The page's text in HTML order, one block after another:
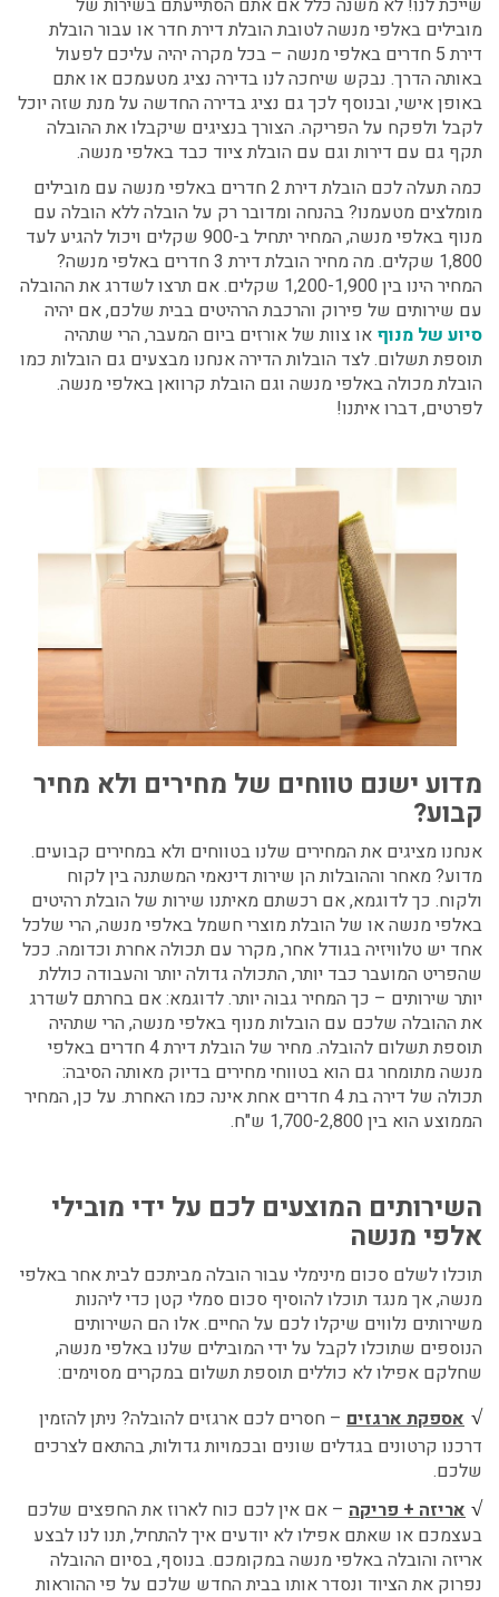
מובילים באלפי מנשה לטובת הובלת דירת חדר או עבור הובלת
דירת 5 חדרים באלפי מנשה
– בכל מקרה יהיה עליכם לפעול
באותה הדרך. נבקש שיחכה לנו בדירה נציג מטעמכם או אתם
באופן אישי, ובנוסף לכך גם נציג בדירה החדשה על מנת שזה יוכל
לקבל ולפקח על הפריקה. הצורך בנציגים שיקבלו את ההובלה
תקף גם עם דירות וגם עם הובלת ציוד כבד באלפי מנשה.
כמה תעלה לכם הובלת דירת 2 חדרים באלפי מנשה עם מובילים
מומלצים מטעמנו? בהנחה ומדובר רק על הובלה ללא הובלה עם
מנוף באלפי מנשה
, המחיר יתחיל ב-900 שקלים ויכול להגיע לעד
1,800 שקלים. מה מחיר
הובלת דירת 3 חדרים באלפי מנשה
?
המחיר הינו בין 1,200-1,900 שקלים. אם תרצו לשדרג את ההובלה
עם שירותים של פירוק והרכבת הרהיטים בבית שלכם, אם יהיה
סיוע של מנוף או צוות של אורזים ביום המעבר, הרי שתהיה
תוספת תשלום. לצד הובלות הדירה אנחנו מבצעים גם הובלות כמו
הובלת מכולה באלפי מנשה וגם הובלת קרוואן באלפי מנשה.
לפרטים, דברו איתנו!
מדוע ישנם טווחים של מחירים ולא מחיר
קבוע?
אנחנו מציגים את המחירים שלנו בטווחים ולא במחירים קבועים.
מדוע? מאחר וההובלות הן שירות דינאמי המשתנה בין לקוח
ולקוח. כך לדוגמא, אם רכשתם מאיתנו שירות של הובלת רהיטים
באלפי מנשהאו של הובלת מוצרי חשמל באלפי מנשה, הרי שלכל
אחד יש טלוויזיה בגודל אחר, מקרר עם תכולה אחרת וכדומה. ככל
שהפריט המועבר כבד יותר, התכולה גדולה יותר והעבודה כוללת
יותר שירותים – כך המחיר גבוה יותר.לדוגמא: אם בחרתם לשדרג
את ההובלה שלכם עם הובלות מנוף באלפי מנשה, הרי שתהיה
תוספת תשלום להובלה.מחיר של
הובלת דירת 4 חדרים באלפי
מנשהמתומחר גם הוא בטווחי מחירים בדיוק מאותה הסיבה:
תכולה של דירה בת 4 חדרים אחת אינה כמו האחרת. על כן, המחיר
הממוצע הוא בין 1,700-2,800 ש"ח.
השירותים המוצעים לכם על ידי מובילי
אלפי מנשה
תוכלו לשלם סכום מינימלי עבור הובלה מביתכם לבית אחר באלפי
מנשה, אך מנגד תוכלו להוסיף סכום סמלי קטן כדי ליהנות
משירותים נלווים שיקלו לכם על החיים. אלו הם השירותים
הנוספים שתוכלו לקבל על ידי המובילים שלנו באלפי מנשה,
שחלקם אפילו לא כוללים תוספת תשלום במקרים מסוימים:
√ אספקת ארגזים – חסרים לכם ארגזים להובלה? ניתן להזמין
דרכנו קרטונים בגדלים שונים ובכמויות גדולות, בהתאם לצרכים
שלכם.
√ אריזה + פריקה – אם אין לכם כוח לארוז את החפצים שלכם
בעצמכם או שאתם אפילו לא יודעים איך להתחיל, תנו לנו לבצע
אריזה והובלה באלפי מנשהבמקומכם. בנוסף, בסיום ההובלה
נפרוק את הציוד ונסדר אותו בבית החדש שלכם על פי ההוראות